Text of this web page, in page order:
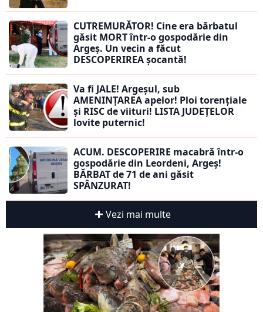
CUTREMURĂTOR! Cine era bărbatul
găsit MORT într-o gospodărie din
Argeș. Un vecin a făcut
DESCOPERIREA șocantă!
Va fi JALE! Argeșul, sub
AMENINȚAREA apelor! Ploi torențiale
și RISC de viituri! LISTA JUDEȚELOR
lovite puternic!
ACUM. DESCOPERIRE macabră într-o
gospodărie din Leordeni, Argeș!
BĂRBAT de 71 de ani găsit
SPÂNZURAT!
Vezi mai multe